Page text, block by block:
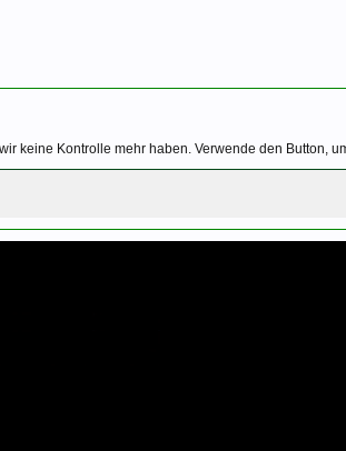
keine Kontrolle mehr haben. Verwende den Button,